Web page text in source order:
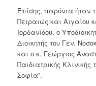
Επίσης, παρόντα ήταν
Πειραιώς και Αιγαίου
Ιορδανίδου, ο
Διοικητής του Γεν.
και ο κ. Γεώργιος
Παιδιατρικής
Σοφία”.